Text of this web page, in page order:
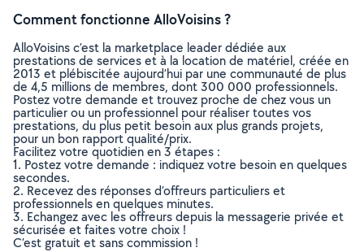
Comment fonctionne AlloVoisins ?
AlloVoisins c’est la marketplace leader dédiée aux
prestations de services et à la location de matériel, créée en
2013 et plébiscitée aujourd’hui par une communauté de plus
de 4,5 millions de membres, dont 300 000 professionnels.
Postez votre demande et trouvez proche de chez vous un
particulier ou un professionnel pour réaliser toutes vos
prestations, du plus petit besoin aux plus grands projets,
pour un bon rapport qualité/prix.
Facilitez votre quotidien en 3 étapes :
1. Postez votre demande : indiquez votre besoin en quelques
secondes.
2. Recevez des réponses d’offreurs particuliers et
professionnels en quelques minutes.
3. Echangez avec les offreurs depuis la messagerie privée et
sécurisée et faites votre choix !
C’est gratuit et sans commission !